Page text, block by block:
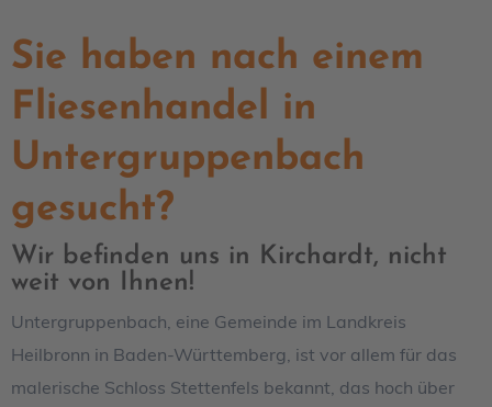
Sie haben nach einem
Fliesenhandel in
Untergruppenbach
gesucht?
Wir befinden uns in Kirchardt, nicht
weit von Ihnen!
Untergruppenbach, eine Gemeinde im Landkreis
Heilbronn in Baden-Württemberg, ist vor allem für das
malerische Schloss Stettenfels bekannt, das hoch über